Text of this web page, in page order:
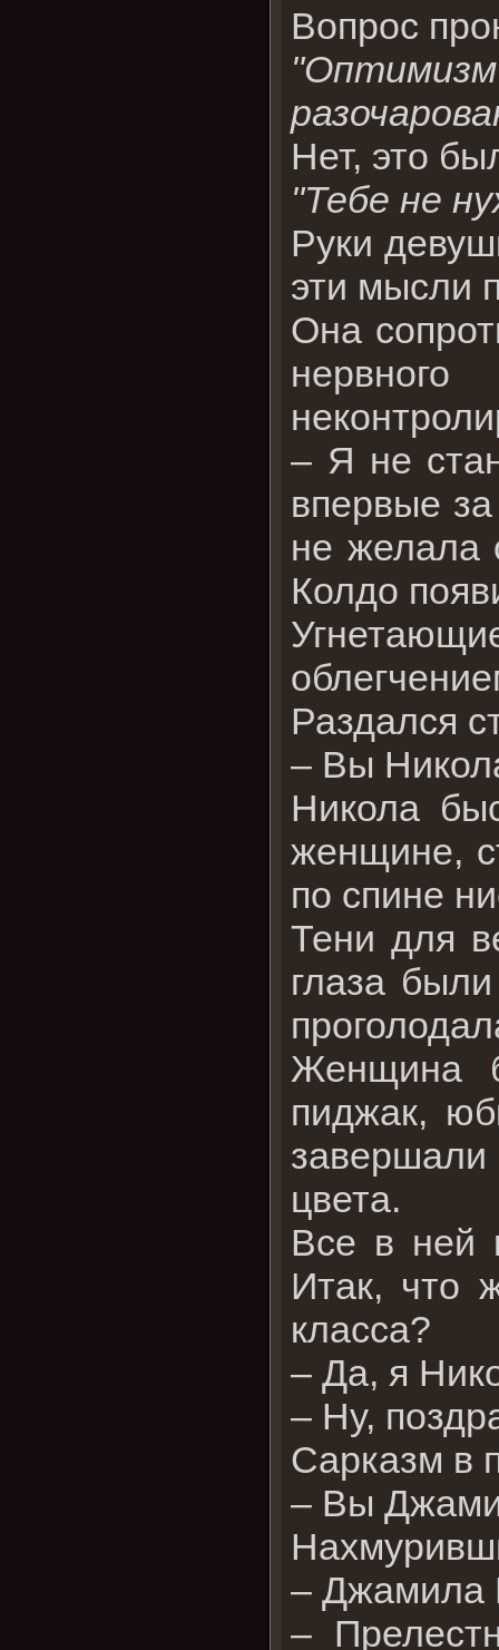
Вопрос
Нет, это
"Тебе не
Руки
эти мысли
Она
– Я не
впервые
не желала
Колдо
Раздался
– Вы
Никола
женщине,
по спине
Тени для
глаза
Женщина
пиджак,
цвета.
Все в ней
Итак, что
класса?
– Да, я
– Ну,
Сарказм в
– Вы
– Джамила
–